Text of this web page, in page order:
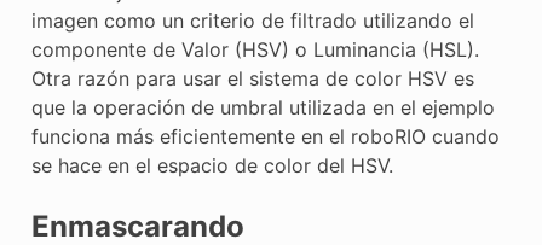
imagen como un criterio de filtrado utilizando el
componente de Valor (HSV) o Luminancia (HSL).
Otra razón para usar el sistema de color HSV es
que la operación de umbral utilizada en el ejemplo
funciona más eficientemente en el roboRIO cuando
se hace en el espacio de color del HSV.
Enmascarando